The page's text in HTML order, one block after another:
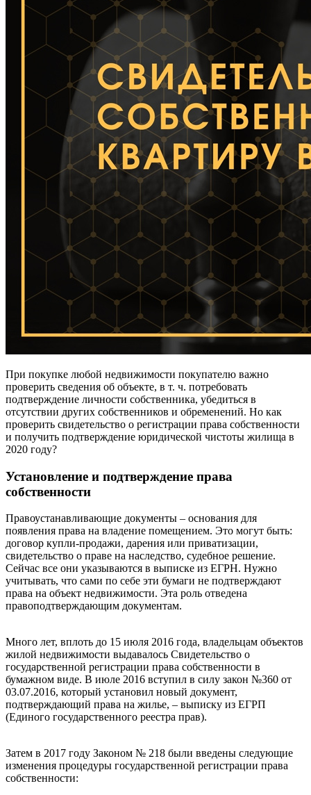
При покупке любой недвижимости покупателю важно
проверить сведения об объекте, в т. ч. потребовать
подтверждение личности собственника, убедиться в
отсутствии других собственников и обременений. Но как
проверить свидетельство о регистрации права собственности
и получить подтверждение юридической чистоты жилища в
2020 году?
Установление и подтверждение права
собственности
Правоустанавливающие документы – основания для
появления права на владение помещением. Это могут быть:
договор купли-продажи, дарения или приватизации,
свидетельство о праве на наследство, судебное решение.
Сейчас все они указываются в выписке из ЕГРН. Нужно
учитывать, что сами по себе эти бумаги не подтверждают
права на объект недвижимости. Эта роль отведена
правоподтверждающим документам.
Много лет, вплоть до 15 июля 2016 года, владельцам объектов
жилой недвижимости выдавалось Свидетельство о
государственной регистрации права собственности в
бумажном виде. В июле 2016 вступил в силу закон №360 от
03.07.2016, который установил новый документ,
подтверждающий права на жилье, – выписку из ЕГРП
(Единого государственного реестра прав).
Затем в 2017 году Законом № 218 были введены следующие
изменения процедуры государственной регистрации права
собственности: